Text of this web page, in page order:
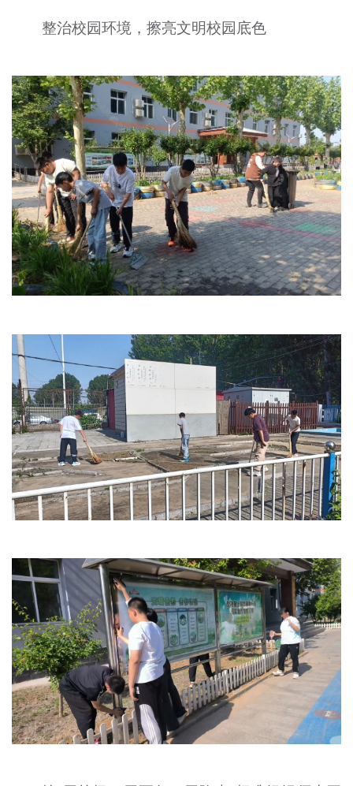
整治校园环境，擦亮文明校园底色